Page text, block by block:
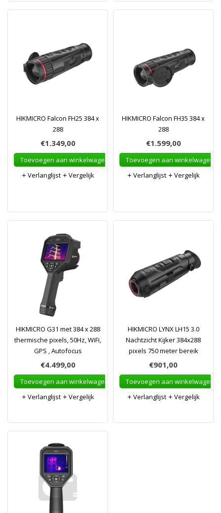
HIKMICRO Falcon FH25 384 x
288
€1.349,00
Toevoegen aan winkelwagen
Verlanglijst
Vergelijk
HIKMICRO Falcon FH35 384 x
288
€1.599,00
Toevoegen aan winkelwagen
Verlanglijst
Vergelijk
HIKMICRO G31 met 384 x 288
thermische pixels, 50Hz, WiFi,
GPS , Autofocus
€4.499,00
Toevoegen aan winkelwagen
Verlanglijst
Vergelijk
HIKMICRO LYNX LH15 3.0
Nachtzicht Kijker 384x288
pixels 750 meter bereik
€901,00
Toevoegen aan winkelwagen
Verlanglijst
Vergelijk